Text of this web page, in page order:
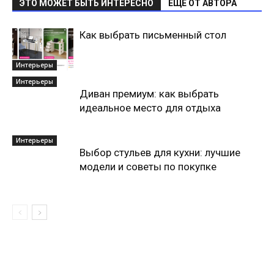
ЭТО МОЖЕТ БЫТЬ ИНТЕРЕСНО ЕЩЕ ОТ АВТОРА
Интерьеры
Как выбрать письменный стол
Интерьеры
Диван премиум: как выбрать
идеальное место для отдыха
Интерьеры
Выбор стульев для кухни: лучшие
модели и советы по покупке